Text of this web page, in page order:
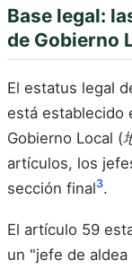
Base legal:
de Gobierno
El estatus legal
está establecido
Gobierno Local (
artículos, los
sección final3.
El artículo 59
un "jefe de